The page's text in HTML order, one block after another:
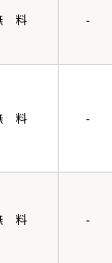
料 -
料 -
料 -